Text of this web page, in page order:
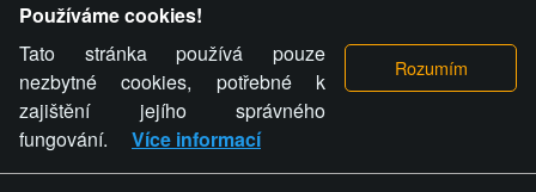
videa a komentáře. Osoba, které se toto opatření provozovatele
stránky týče, ani osoba, která umístila fotografii nebo video na
stránku, nemůže z důvodu odstranění fotografie, videa nebo
komentáře pro výše uvedenou okolnost uplatnit vůči
provozovateli stránky žádný nárok na náhradu škody nebo
nemajetkové újmy.
Používáme cookies!
Tato stránka používá pouze
nezbytné cookies, potřebné k
zajištění jejího správného
fungování.
Více informací